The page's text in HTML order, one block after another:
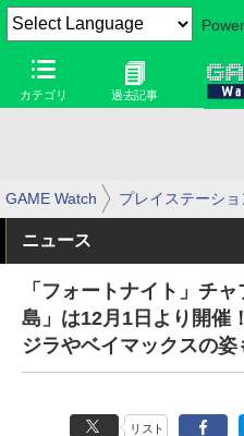
カテゴリ 過去記事
GAME Watch プレイステーショ
ニュース
「フォートナイト」チ
島」は12月1日より開催
ジラやベイマックスの姿
リスト